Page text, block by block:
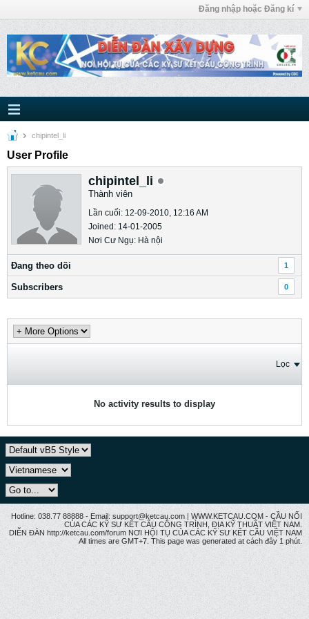
Đăng nhập hoặc Đăng kí
chipintel_li
User Profile
chipintel_li
Thành viên
Lần cuối: 12-09-2010, 12:16 AM
Joined: 14-01-2005
Nơi Cư Ngụ: Hà nội
Ðang theo dõi 1
Subscribers 0
Lọc
No activity results to display
Hotline: 038.77 88888 - Email: support@ketcau.com | WWW.KETCAU.COM - CẦU NỐI
CỦA CÁC KỸ SƯ KẾT CẤU CÔNG TRÌNH, ĐỊA KỸ THUẬT VIỆT NAM.
DIỄN ĐÀN http://ketcau.com/forum NƠI HỘI TỤ CỦA CÁC KỸ SƯ KẾT CÂU VIỆT NAM
All times are GMT+7. This page was generated at cách đây 1 phút.